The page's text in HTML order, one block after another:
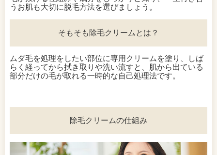
うお肌も大切に脱毛方法を選びましょう。
そもそも除毛クリームとは？
ムダ毛を処理をしたい部位に専用クリームを塗り、しば
らく経ってから拭き取りや洗い流すと、肌から出ている
部分だけの毛が取れる一時的な自己処理法です。
除毛クリームの仕組み